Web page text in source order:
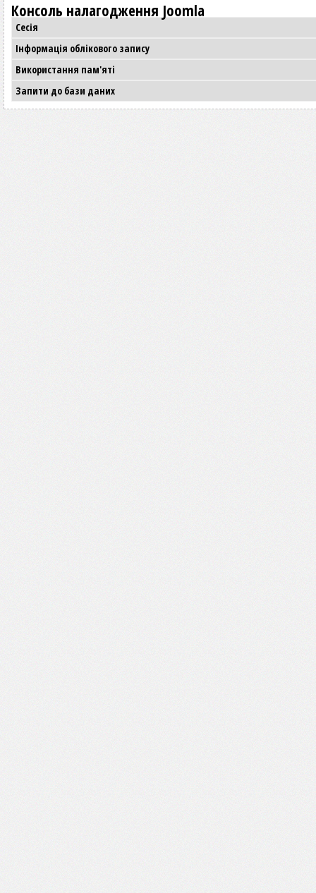
Консоль налагодження Joomla
Сесія
Інформація облікового запису
Використання пам'яті
Запити до бази даних